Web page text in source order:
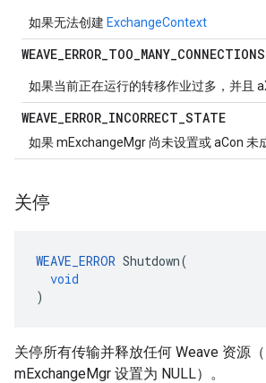
如果无法创建 ExchangeContext
WEAVE_ERROR_TOO_MANY_CONNECTIONS
如果当前正在运行的转移作业过多，并且
WEAVE_ERROR_INCORRECT_STATE
如果 mExchangeMgr 尚未设置或 aCon 未
关停
WEAVE_ERROR Shutdown(
void
)
关停所有传输并释放任何 Weave 资源
mExchangeMgr 设置为 NULL）。